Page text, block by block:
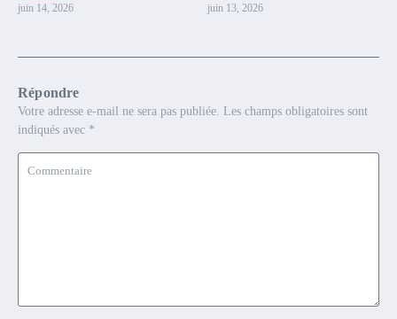
juin 14, 2026 juin 13, 2026
Répondre
Votre adresse e-mail ne sera pas publiée. Les champs obligatoires sont
indiqués avec *